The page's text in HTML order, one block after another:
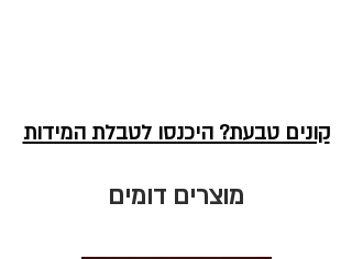
קונים טבעת? היכנסו לטבלת המידות
מוצרים דומים